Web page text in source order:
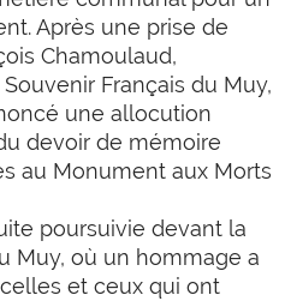
Après une prise de
Chamoulaud,
Français du Muy,
une allocution
devoir de mémoire
au Monument aux Morts
poursuivie devant la
Muy, où un hommage a
et ceux qui ont